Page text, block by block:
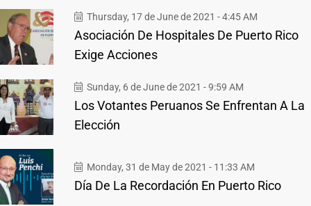
Thursday, 17 de June de 2021 - 4:45 AM
Asociación De Hospitales De Puerto Rico
Exige Acciones
Sunday, 6 de June de 2021 - 9:59 AM
Los Votantes Peruanos Se Enfrentan A La
Elección
Monday, 31 de May de 2021 - 11:33 AM
Día De La Recordación En Puerto Rico